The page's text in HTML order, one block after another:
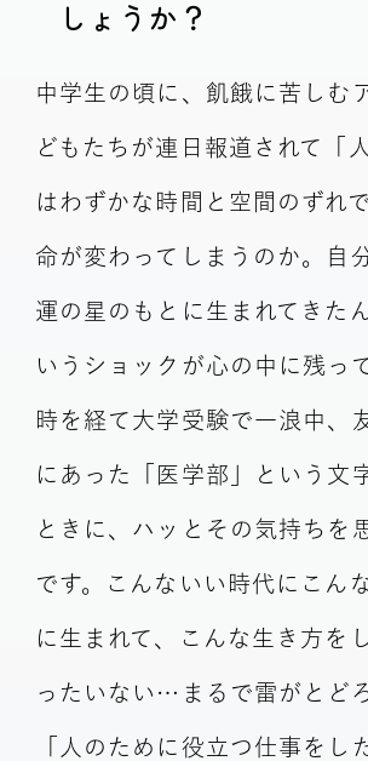
しょうか？
中学生の頃に、飢餓に苦しむ
どもたちが連日報道されて「
はわずかな時間と空間のずれ
命が変わってしまうのか。自
運の星のもとに生まれてきた
いうショックが心の中に残っ
時を経て大学受験で一浪中、
にあった「医学部」という文
ときに、ハッとその気持ちを
です。こんないい時代にこん
に生まれて、こんな生き方を
ったいない…まるで雷がとど
「人のために役立つ仕事をし